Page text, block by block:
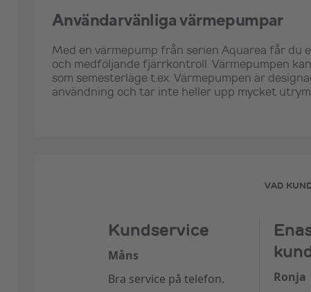
Användarvänliga värmepumpar
Med en värmepump från serien Aquarea får
och medföljande fjärrkontroll. Värmepumpen
som semesterläge t.ex. Värmepumpen är
användning och tar inte heller upp mycket
VAD
Kundservice
Måns
Bra service på telefon.
Ronja